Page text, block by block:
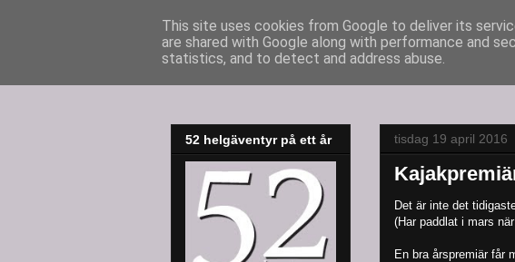
52adventures
tisdag 19 april 2016
Det är inte det
(Har paddlat i mars
En bra årspremiär får
52 helgäventyr på ett år
This site uses cookies from Google to deliver its
are shared with Google along with performance and
statistics, and to detect and address abuse.